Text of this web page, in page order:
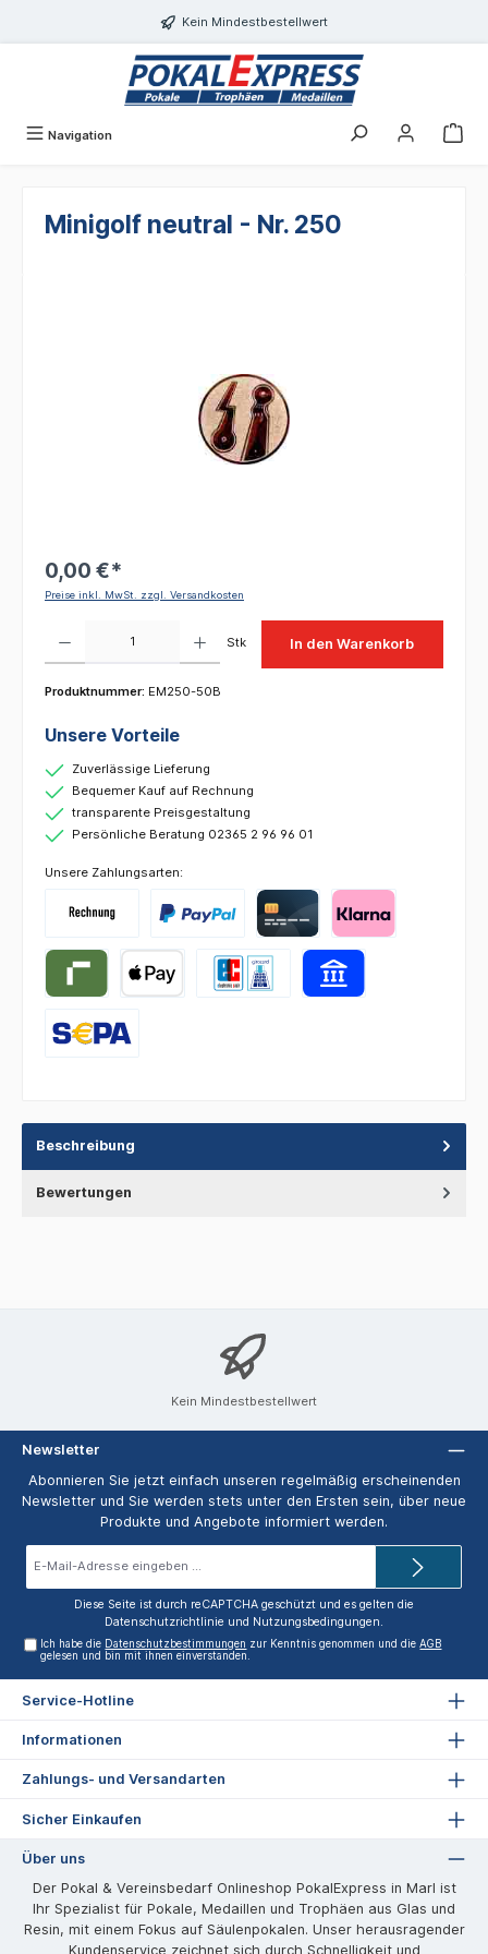
Kein Mindestbestellwert
Navigation
Minigolf neutral - Nr. 250
0,00 €*
Preise inkl. MwSt. zzgl. Versandkosten
Stk In den Warenkorb
Produktnummer: EM250-50B
Unsere Vorteile
Zuverlässige Lieferung
Bequemer Kauf auf Rechnung
transparente Preisgestaltung
Persönliche Beratung 02365 2 96 96 01
Unsere Zahlungsarten:
Beschreibung
Bewertungen
Kein Mindestbestellwert
Newsletter
Abonnieren Sie jetzt einfach unseren regelmäßig erscheinenden
Newsletter und Sie werden stets unter den Ersten sein, über neue
Produkte und Angebote informiert werden.
Diese Seite ist durch reCAPTCHA geschützt und es gelten die
Datenschutzrichtlinie und Nutzungsbedingungen.
Ich habe die Datenschutzbestimmungen zur Kenntnis genommen und dieAGB
gelesen und bin mit ihnen einverstanden.
Service-Hotline
Informationen
Zahlungs- und Versandarten
Sicher Einkaufen
Über uns
Der Pokal & Vereinsbedarf Onlineshop PokalExpress in Marl ist
Ihr Spezialist für Pokale, Medaillen und Trophäen aus Glas und
Resin, mit einem Fokus auf Säulenpokalen. Unser herausragender
Kundenservice zeichnet sich durch Schnelligkeit und